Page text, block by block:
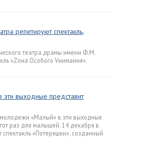
репетируют спектакль,
театра драмы имени Ф.М.
«Zона Особого Vнимания».
эти выходные представит
«Малый» в эти выходные
раз для малышей. 14 декабря в
«Потеряшки», созданный